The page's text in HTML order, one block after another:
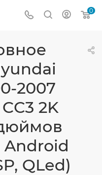
0
2007
2K
Android
QLed)